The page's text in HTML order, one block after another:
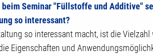
Seminar "Füllstoffe und Additive"
so interessant?
so interessant macht, ist die
Eigenschaften und